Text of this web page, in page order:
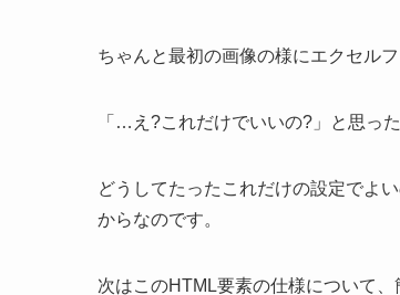
ちゃんと最初の画像の様にエクセル
「…え?これだけでいいの?」と思っ
どうしてたったこれだけの設定でよ
からなのです。
次はこのHTML要素の仕様について、